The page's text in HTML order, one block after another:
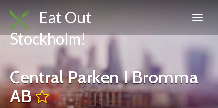
Eat Out
Stockholm!
Central Parken I Bromma
AB